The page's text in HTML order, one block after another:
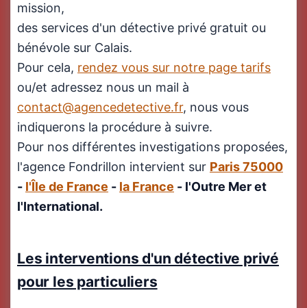
mission,
des services d'un détective privé gratuit ou
bénévole sur Calais.
Pour cela, rendez vous sur notre page tarifs
ou/et adressez nous un mail à
contact@agencedetective.fr, nous vous
indiquerons la procédure à suivre.
Pour nos différentes investigations proposées,
l'agence Fondrillon intervient sur Paris 75000
- l'Île de France - la France - l'Outre Mer et
l'International.
Les interventions d'un détective privé
pour les particuliers